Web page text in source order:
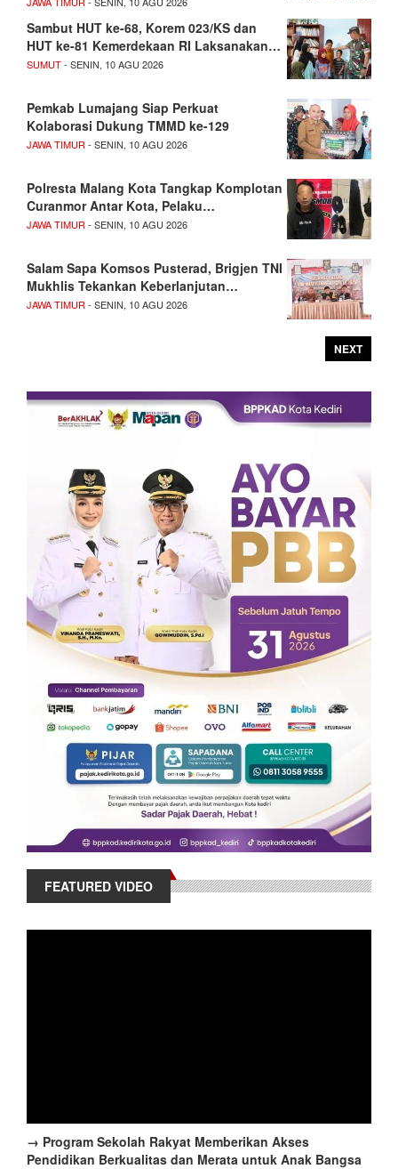
Sambut HUT ke-68, Korem 023/KS dan
HUT ke-81 Kemerdekaan RI Laksanakan…
SUMUT- SENIN, 10 AGU 2026
Pemkab Lumajang Siap Perkuat
Kolaborasi Dukung TMMD ke-129
JAWA TIMUR- SENIN, 10 AGU 2026
Polresta Malang Kota Tangkap Komplotan
Curanmor Antar Kota, Pelaku…
JAWA TIMUR- SENIN, 10 AGU 2026
Salam Sapa Komsos Pusterad, Brigjen TNI
Mukhlis Tekankan Keberlanjutan…
JAWA TIMUR- SENIN, 10 AGU 2026
NEXT
FEATURED VIDEO
→ Program Sekolah Rakyat Memberikan Akses
Pendidikan Berkualitas dan Merata untuk Anak Bangsa